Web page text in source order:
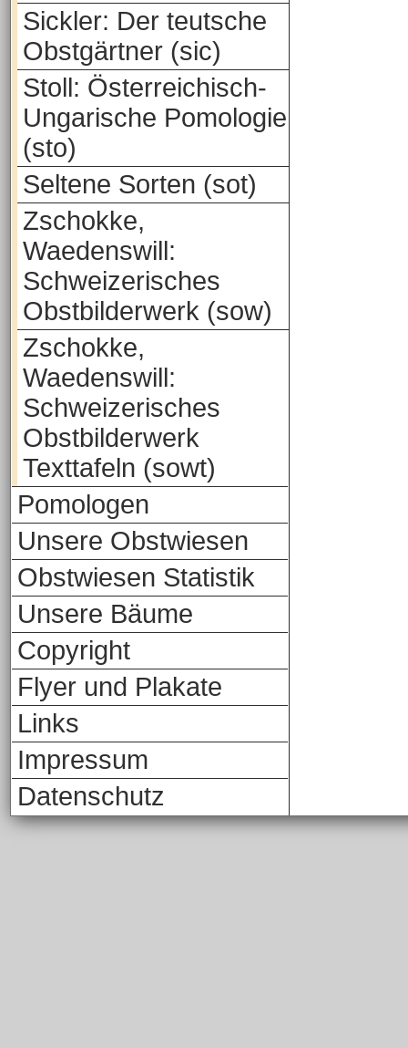
Sickler: Der teutsche
Obstgärtner (sic)
Stoll: Österreichisch-
Ungarische Pomologie
(sto)
Seltene Sorten (sot)
Zschokke,
Waedenswill:
Schweizerisches
Obstbilderwerk (sow)
Zschokke,
Waedenswill:
Schweizerisches
Obstbilderwerk
Texttafeln (sowt)
Pomologen
Unsere Obstwiesen
Obstwiesen Statistik
Unsere Bäume
Copyright
Flyer und Plakate
Links
Impressum
Datenschutz